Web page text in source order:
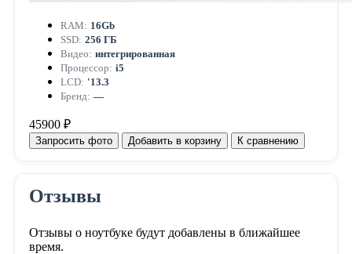
RAM: 16Gb
SSD: 256 ГБ
Видео: интегрированная
Процессор: i5
LCD: '13.3
Бренд: —
45900 ₽
Запросить фото Добавить в корзину К сравнению
Отзывы
Отзывы о ноутбуке будут добавлены в ближайшее
время.